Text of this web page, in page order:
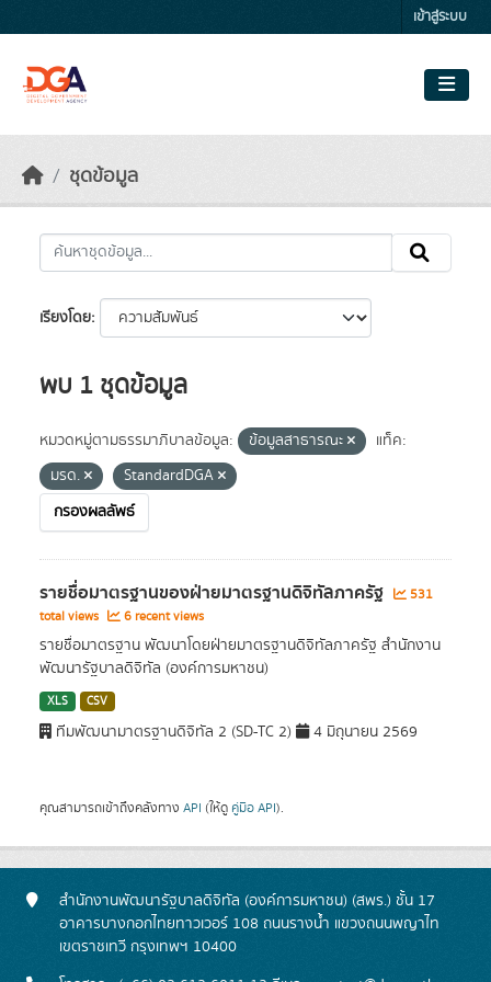
เข้าสู่ระบบ
ชุดข้อมูล
เรียงโดย
พบ 1 ชุดข้อมูล
หมวดหมู่ตามธรรมาภิบาลข้อมูล: ข้อมูลสาธารณะ
แท็ค:
มรด.
StandardDGA
กรองผลลัพธ์
รายชื่อมาตรฐานของฝ่ายมาตรฐานดิจิทัลภาครัฐ
531
total views
6 recent views
รายชื่อมาตรฐาน พัฒนาโดยฝ่ายมาตรฐานดิจิทัลภาครัฐ สำนักงาน
พัฒนารัฐบาลดิจิทัล (องค์การมหาชน)
XLS CSV
ทีมพัฒนามาตรฐานดิจิทัล 2 (SD-TC 2) 4 มิถุนายน 2569
คุณสามารถเข้าถึงคลังทาง API (ให้ดู คู่มือ API).
สำนักงานพัฒนารัฐบาลดิจิทัล (องค์การมหาชน) (สพร.) ชั้น 17
อาคารบางกอกไทยทาวเวอร์ 108 ถนนรางน้ำ แขวงถนนพญาไท
เขตราชเทวี กรุงเทพฯ 10400